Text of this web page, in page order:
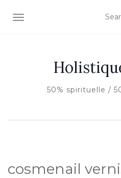
AFFICHER/MASQUER LA
50% spirituelle /
cosmenail